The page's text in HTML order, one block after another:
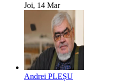
Joi, 14 Mar
Andrei PLEȘU